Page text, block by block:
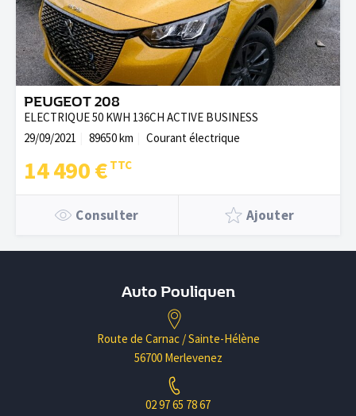
PEUGEOT 208
ELECTRIQUE 50 KWH 136CH ACTIVE BUSINESS
29/09/2021
89650 km Courant électrique
14 490 €
Consulter Ajouter
Auto Pouliquen
Route de Carnac / Sainte-Hélène
56700 Merlevenez
02 97 65 78 67